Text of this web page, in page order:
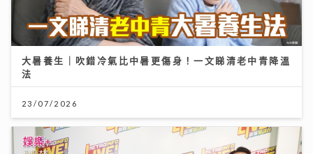
大暑養生｜吹錯冷氣比中暑更傷身！一文睇清老中青降溫
法
23/07/2026